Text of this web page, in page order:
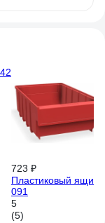
723 ₽
Пластиковый ящик
091
5
(5)